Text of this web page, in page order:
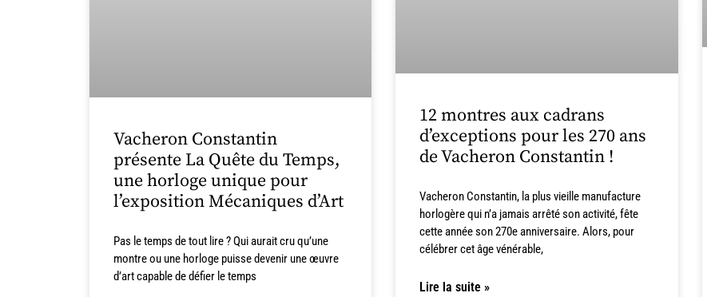
Vacheron Constantin
présente La Quête du Temps,
une horloge unique pour
l’exposition Mécaniques d’Art
Pas le temps de tout lire ? Qui aurait cru qu’une
montre ou une horloge puisse devenir une œuvre
d’art capable de défier le temps
12 montres aux cadrans
d’exceptions pour les 270 ans
de Vacheron Constantin !
Vacheron Constantin, la plus vieille manufacture
horlogère qui n’a jamais arrêté son activité, fête
cette année son 270e anniversaire. Alors, pour
célébrer cet âge vénérable,
Lire la suite »